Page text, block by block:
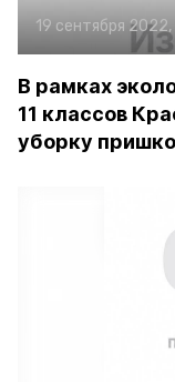
19 сентября
В рамках
11 классов
уборку